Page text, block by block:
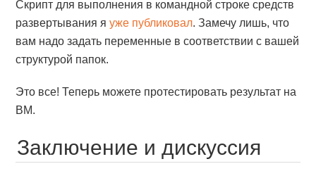
Скрипт для выполнения в командной строке средств
развертывания яуже публиковал. Замечу лишь, что
вам надо задать переменные в соответствии с вашей
структурой папок.
Это все! Теперь можете протестировать результат на
ВМ.
Заключение и дискуссия